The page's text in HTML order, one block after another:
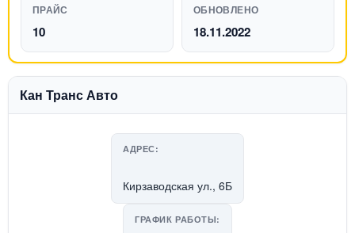
ПРАЙС
10
ОБНОВЛЕНО
18.11.2022
Кан Транс Авто
АДРЕС:
Кирзаводская ул., 6Б
ГРАФИК РАБОТЫ: